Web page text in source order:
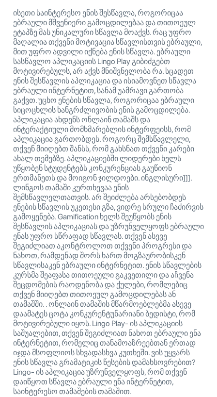
ისეთი საინტერესო ენის შესწავლა, როგორიცაა
ებრაული მშვენიერი გამოცდილებაა და თითოეულ
ეტაპზე მას უნიკალური სწავლა მოაქვს. რაც უფრო
მაღალია თქვენი მოტივაცია სწავლისთვის ებრაული,
მით უფრო ადვილი იქნება ენის სწავლა. ებრაული
სასწავლო აპლიკაციის Lingo Play გიბიძგებთ
მოტივირებულს, არ აქვს მნიშვნელობა რა. სცადეთ
ენის შესწავლის აპლიკაცია და ისიამოვნეთ სწავლა
ებრაული ინტერნეტით, სანამ უამრავი გართობა
გაქვთ. უცხო ენების სწავლა, როგორიცაა ებრაული
სიცოცხლის ხანგრძლივობის ენის გამოცდილება.
აპლიკაცია ახდენს ონლაინ თამაშს და
ინტერაქტიული მომხმარებლის ინტერფეისს, რომ
აპლიკაცია გართობდეს. როგორც შემსწავლელი,
თქვენ მიიღებთ შანსს, რომ გახსნათ თქვენი კარები
ახალ თემებზე. აპლიკაციებში ლიდერები ხელს
უწყობენ სტუდენტებს კონკურენციას გაუწიონ
ერთმანეთს და მოიგონ ჯილდოები. ინგლისური]]].
ლინგოს თამაში კურთხევაა ენის
შემსწავლელთათვის. არ შეიძლება არსებობდეს
ენების სწავლის უკეთესი გზა, ვიდრე სრული ჩაძირვის
გამოყენება. Gamification ხელს შეუწყობს ენის
შესწავლის აპლიკაციას და უზრუნველყოფს ებრაული
ენას უფრო სწრაფად სწავლას. თქვენ ასევე
შეგიძლიათ აკონტროლოთ თქვენი პროგრესი და
ნახოთ, რამდენად შორს ხართ მოგზაურობისკენ
სწავლისაკენ ებრაული ინტერნეტით. ენის სწავლების
კურსმა შეაფასა თითოეული გაკვეთილი და აჩვენა
შეცდომების რაოდენობა და ქულები, რომლებიც
თქვენ მიიღებთ თითოეულ გამოცდილებას ან
თამაშში. . ონლაინ თამაშის მწარმოებლებმა ასევე
დაამატეს ცოტა კონკურენტუნარიანი ბედისტი, რომ
მოტივირებული იყოს. Lingo Play- ის აპლიკაციის
საშუალებით, თქვენ შეგიძლიათ ნახოთ ებრაული ენა
ინტერნეტით, რომელიც თანამოაზრეებთან ერთად
იჯდა მსოფლიოს სხვადასხვა კუთხეში. ვის უყვარს
ენის სწავლა გრამატიკის წესების დამახსოვრებით?
Lingo- ის აპლიკაცია უზრუნველყოფს, რომ თქვენ
დაიწყოთ სწავლა ებრაული ენა ინტერნეტით,
საინტერესო თამაშების თამაშით.